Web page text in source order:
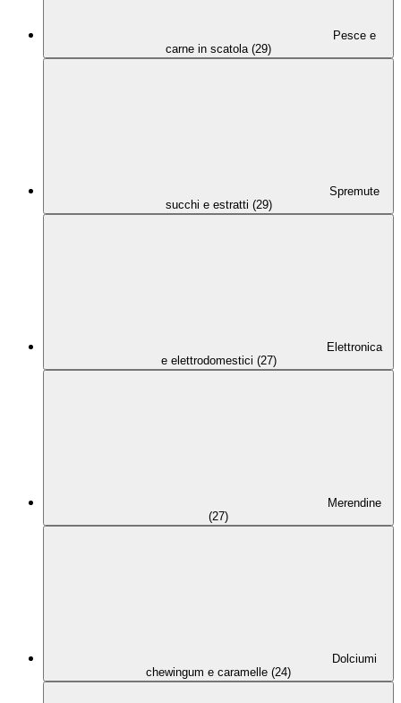
Pesce e
carne in scatola (29)
Spremute
succhi e estratti (29)
Elettronica
e elettrodomestici (27)
Merendine
(27)
Dolciumi
chewingum e caramelle (24)